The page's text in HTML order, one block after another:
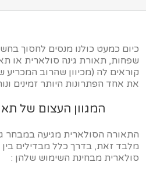
כיום כמעט כולנו מנסים לחסוך
שפחות, תאורת גינה סולארית או
קוראים לה (מכיוון שהרוב המכריע
את אחד הפתרונות היותר זמינים
המגוון העצום של
התאורה הסולארית מגיעה במבחר
מלבד זאת, בדרך כלל מבדילים
סולארית מבחינת השימוש שלהן :